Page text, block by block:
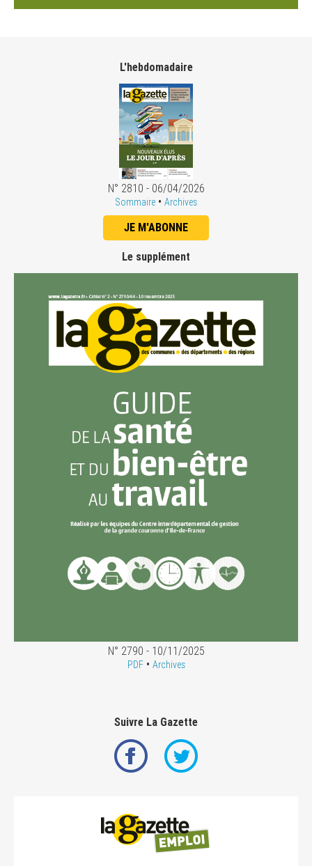
L'hebdomadaire
N° 2810 - 06/04/2026
Sommaire • Archives
JE M'ABONNE
Le supplément
N° 2790 - 10/11/2025
PDF• Archives
Suivre La Gazette